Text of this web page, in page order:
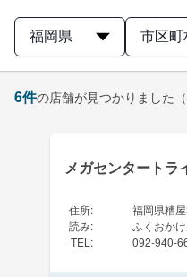
福岡県 市区町
6件の店舗が見つかりました
メガセンタートラ
住所:
福岡県糟
読み:
ふくおか
TEL : 092-940-